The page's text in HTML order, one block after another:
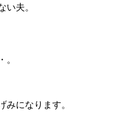
い夫。
。
みになります。